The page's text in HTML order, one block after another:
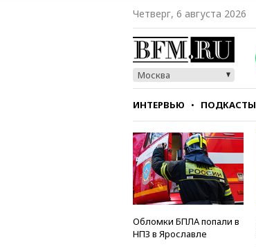
Четверг, 6 августа 2026
Москва
ИНТЕРВЬЮ ПОДКАСТЫ
СТИЛЬ ТЕСТЫ
Обломки БПЛА попали в
НПЗ в Ярославле